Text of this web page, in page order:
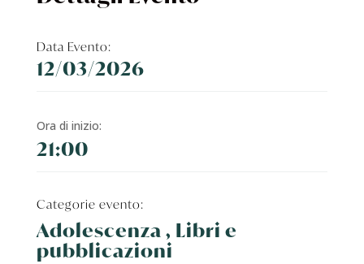
Data Evento:
12/03/2026
Ora di inizio:
21:00
Categorie evento:
Adolescenza , Libri e
pubblicazioni